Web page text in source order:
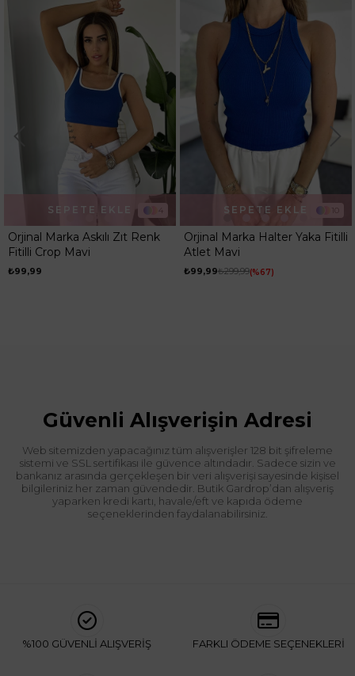
Regular
4
Orjinal Marka Askılı Zıt Renk
Fitilli Crop Mavi
₺99,99
SEPETE EKLE
Orjinal Marka Halter Yaka Fitilli
Atlet Mavi
₺99,99₺299,99 %67
SEPETE EKLE
Güvenli Alışverişin Adresi
Web sitemizden yapacağınız tüm alışverişler 128 bit şifreleme
sistemi ve SSL sertifikası ile güvence altındadır. Sadece sizin ve
bankanız arasında gerçekleşen bir veri alışverişi sayesinde kişisel
bilgileriniz her zaman güvendedir. Butik Gardrop’dan alışveriş
yaparken kredi kartı, havale/eft ve kapıda ödeme
seçeneklerinden faydalanabilirsiniz.
%100 GÜVENLİ ALIŞVERİŞ FARKLI ÖDEME SEÇENEKLERİ